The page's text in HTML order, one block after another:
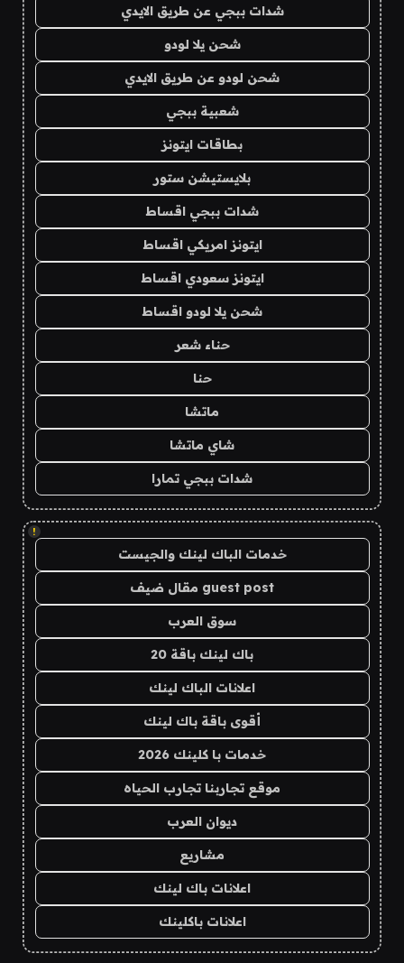
شدات ببجي عن طريق الايدي
شحن يلا لودو
شحن لودو عن طريق الايدي
شعبية ببجي
بطاقات ايتونز
بلايستيشن ستور
شدات ببجي اقساط
ايتونز امريكي اقساط
ايتونز سعودي اقساط
شحن يلا لودو اقساط
حناء شعر
حنا
ماتشا
شاي ماتشا
شدات ببجي تمارا
!
خدمات الباك لينك والجيست
guest post مقال ضيف
سوق العرب
باك لينك باقة 20
اعلانات الباك لينك
أقوى باقة باك لينك
خدمات با كلينك 2026
موقع تجاربنا تجارب الحياه
ديوان العرب
مشاريع
اعلانات باك لينك
اعلانات باكلينك